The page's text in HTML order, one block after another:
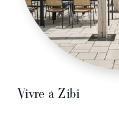
Vivre à Zibi